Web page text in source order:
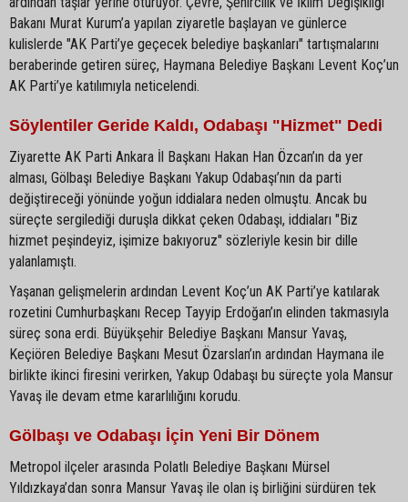
Bakanı Murat Kurum’a yapılan ziyaretle başlayan ve günlerce
kulislerde "AK Parti’ye geçecek belediye başkanları" tartışmalarını
beraberinde getiren süreç, Haymana Belediye Başkanı Levent Koç’un
AK Parti’ye katılımıyla neticelendi.
Söylentiler Geride Kaldı, Odabaşı "Hizmet" Dedi
Ziyarette AK Parti Ankara İl Başkanı Hakan Han Özcan’ın da yer
alması, Gölbaşı Belediye Başkanı Yakup Odabaşı’nın da parti
değiştireceği yönünde yoğun iddialara neden olmuştu. Ancak bu
süreçte sergilediği duruşla dikkat çeken Odabaşı, iddiaları "Biz
hizmet peşindeyiz, işimize bakıyoruz" sözleriyle kesin bir dille
yalanlamıştı.
Yaşanan gelişmelerin ardından Levent Koç’un AK Parti’ye katılarak
rozetini Cumhurbaşkanı Recep Tayyip Erdoğan’ın elinden takmasıyla
süreç sona erdi. Büyükşehir Belediye Başkanı Mansur Yavaş,
Keçiören Belediye Başkanı Mesut Özarslan’ın ardından Haymana ile
birlikte ikinci firesini verirken, Yakup Odabaşı bu süreçte yola Mansur
Yavaş ile devam etme kararlılığını korudu.
Gölbaşı ve Odabaşı İçin Yeni Bir Dönem
Metropol ilçeler arasında Polatlı Belediye Başkanı Mürsel
Yıldızkaya’dan sonra Mansur Yavaş ile olan iş birliğini sürdüren tek